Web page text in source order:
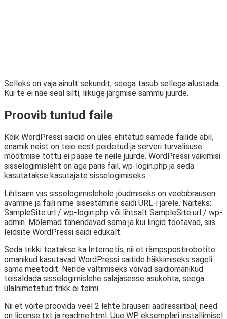
Selleks on vaja ainult sekundit, seega tasub sellega alustada.
Kui te ei näe seal silti, liikuge järgmise sammu juurde.
Proovib tuntud faile
Kõik WordPressi saidid on üles ehitatud samade failide abil,
enamik neist on teie eest peidetud ja serveri turvalisuse
mõõtmise tõttu ei pääse te neile juurde. WordPressi vaikimisi
sisselogimisleht on aga päris fail, wp-login.php ja seda
kasutatakse kasutajate sisselogimiseks.
Lihtsaim viis sisselogimislehele jõudmiseks on veebibrauseri
avamine ja faili nime sisestamine saidi URL-i järele. Näiteks:
SampleSite.url / wp-login.php või lihtsalt SampleSite.url / wp-
admin. Mõlemad tähendavad sama ja kui lingid töötavad, siis
leidsite WordPressi saidi edukalt.
Seda trikki teatakse ka Internetis, nii et rämpspostirobotite
omanikud kasutavad WordPressi saitide häkkimiseks sageli
sama meetodit. Nende vältimiseks võivad saidiomanikud
teisaldada sisselogimislehe salajasesse asukohta, seega
ülalnimetatud trikk ei toimi.
Nii et võite proovida veel 2 lehte brauseri aadressiribal, need
on license.txt ja readme.html. Uue WP eksemplari installimisel